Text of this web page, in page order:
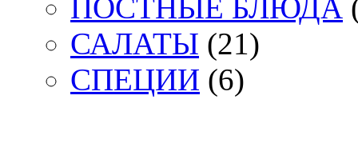
ПОСТНЫЕ БЛЮДА
САЛАТЫ (21)
СПЕЦИИ (6)